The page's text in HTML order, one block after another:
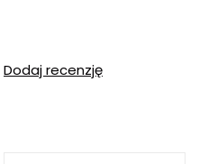
Dodaj recenzję